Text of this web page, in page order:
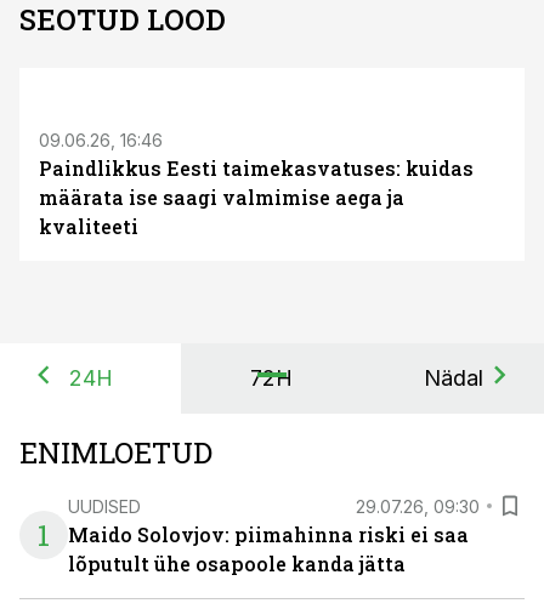
SEOTUD LOOD
09.06.26, 16:46
Paindlikkus Eesti taimekasvatuses: kuidas
määrata ise saagi valmimise aega ja
kvaliteeti
24H 72H Nädal
ENIMLOETUD
1
UUDISED 29.07.26, 09:30
Maido Solovjov: piimahinna riski ei saa
lõputult ühe osapoole kanda jätta